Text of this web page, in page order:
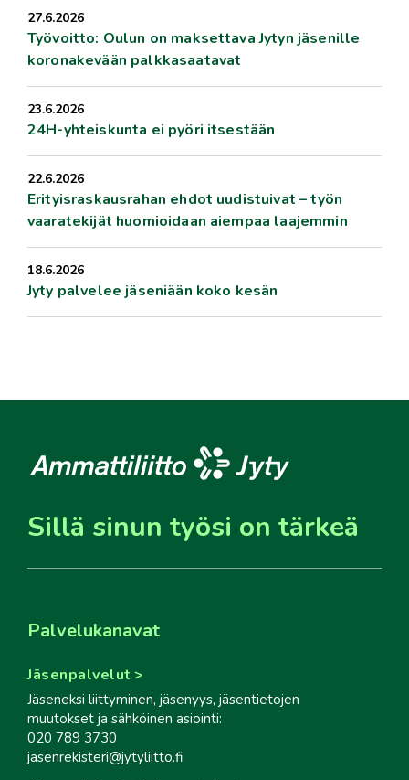
27.6.2026
Työvoitto: Oulun on maksettava Jytyn jäsenille
koronakevään palkkasaatavat
23.6.2026
24H-yhteiskunta ei pyöri itsestään
22.6.2026
Erityisraskausrahan ehdot uudistuivat – työn
vaaratekijät huomioidaan aiempaa laajemmin
18.6.2026
Jyty palvelee jäseniään koko kesän
Sillä sinun työsi on tärkeä
Palvelukanavat
Jäsenpalvelut
Jäseneksi liittyminen, jäsenyys, jäsentietojen
muutokset ja sähköinen asiointi:
020 789 3730
jasenrekisteri@jytyliitto.fi